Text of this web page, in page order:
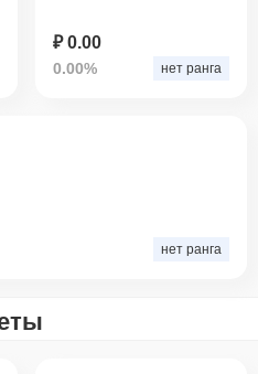
₽ 0.00
0.00% нет ранга
нет ранга